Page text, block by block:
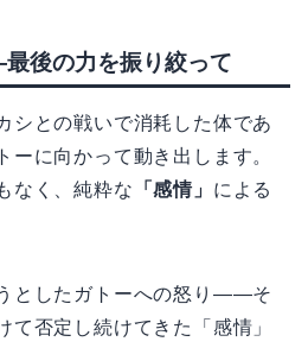
後の力を振り絞って
シとの戦いで消耗した体であ
ーに向かって動き出します。
なく、純粋な 「感情」 による
としたガトーへの怒り——そ
て否定し続けてきた「感情」